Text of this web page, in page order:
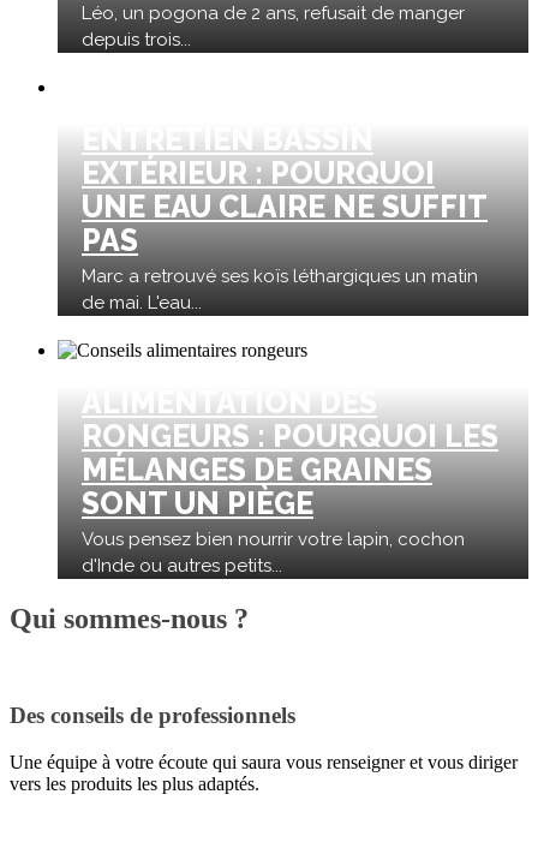
Léo, un pogona de 2 ans, refusait de manger
depuis trois...
ENTRETIEN BASSIN
EXTÉRIEUR : POURQUOI
UNE EAU CLAIRE NE SUFFIT
PAS
Marc a retrouvé ses koïs léthargiques un matin
de mai. L'eau...
ALIMENTATION DES
RONGEURS : POURQUOI LES
MÉLANGES DE GRAINES
SONT UN PIÈGE
Vous pensez bien nourrir votre lapin, cochon
d'Inde ou autres petits...
Qui sommes-nous ?
Des conseils de professionnels
Une équipe à votre écoute qui saura vous renseigner et vous diriger
vers les produits les plus adaptés.